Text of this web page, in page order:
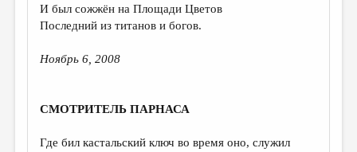
И был сожжён на Площади Цветов
Последний из титанов и богов.
Ноябрь 6, 2008
СМОТРИТЕЛЬ ПАРНАСА
Где бил кастальский ключ во время оно, служил